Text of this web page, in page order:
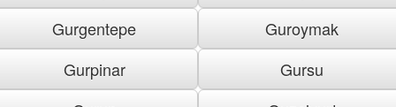
Gurgentepe
Guroymak
Gurpinar
Gursu